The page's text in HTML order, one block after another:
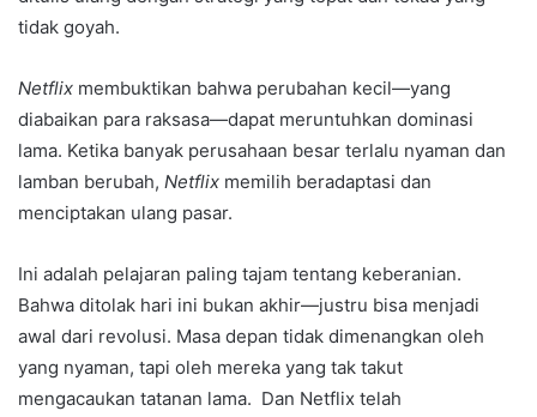
tidak goyah.
Netflix membuktikan bahwa perubahan kecil—yang
diabaikan para raksasa—dapat meruntuhkan dominasi
lama. Ketika banyak perusahaan besar terlalu nyaman dan
lamban berubah, Netflix memilih beradaptasi dan
menciptakan ulang pasar.
Ini adalah pelajaran paling tajam tentang keberanian.
Bahwa ditolak hari ini bukan akhir—justru bisa menjadi
awal dari revolusi. Masa depan tidak dimenangkan oleh
yang nyaman, tapi oleh mereka yang tak takut
mengacaukan tatanan lama. Dan Netflix telah